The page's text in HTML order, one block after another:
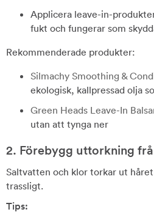
Applicera leave-in-
fukt och fungerar som
Rekommenderade produkter:
Silmachy Smoothing &
ekologisk, kallpressad olja
Green Heads Leave-In
utan att tynga ner
2. Förebygg uttorkning
Saltvatten och klor torkar ut
trassligt.
Tips: